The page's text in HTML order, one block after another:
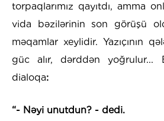
torpaqlarımız qayıtdı, amma
vida bəzilərinin son görüşü
məqamlar xeylidir. Yazıçının
güc alır, dərddən
dialoqa:
“- Nəyi unutdun? - dedi.